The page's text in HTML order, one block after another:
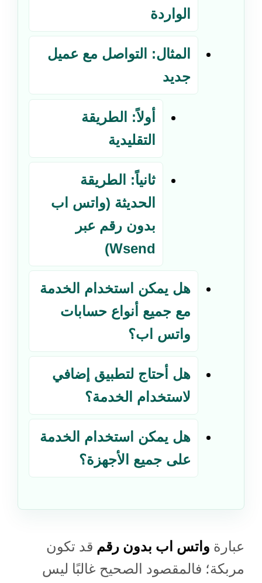
الواردة
المثال: التواصل مع عميل
جديد
أولاً: الطريقة
التقليدية
ثانياً: الطريقة
الحديثة (واتس اب
بدون رقم عبر
Wsend)
هل يمكن استخدام الخدمة
مع جميع أنواع حسابات
واتس اب؟
هل أحتاج لتطبيق إضافي
لاستخدام الخدمة؟
هل يمكن استخدام الخدمة
على جميع الأجهزة؟
عبارة واتس اب بدون رقم قد تكون
مربكة؛ فالمقصود الصحيح غالبًا ليس